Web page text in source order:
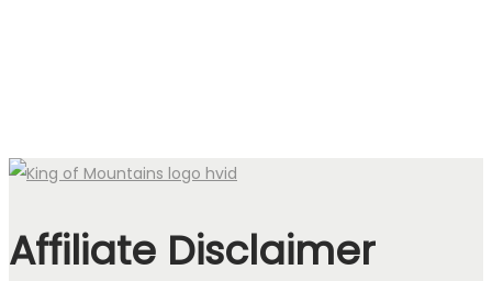
Affiliate Disclaimer